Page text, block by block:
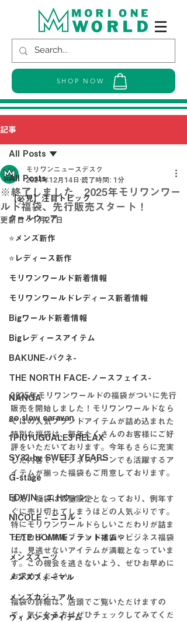
SHOP NOW
記事
All Posts
【必見】注目トピック
クールウェア
⭐メンズ新作
⭐レディース新作
モリワンワールド新着情報
モリワンワールドレディース新着情報
Bigワールド新着情報
Bigレディースアイテム
BAKUNE-バクネ-
THE NORTH FACE-ノースフェイス-
NANGA
go slow caravan
1PIU1UGUALE3 RELAX
SY32 by SWEET YEARS
G-stage
EDWIN - エドウィン -
NICOLE - ニコル -
TETE HOMME - テットオム -
メンズスーツ
メンズフォーマル
メンズカジュアル
ウィメンズアイテム
All Posts
※終了しました 2025年モリワンワー
ルド福袋、先行販売スタート！
モリワンニュースデスク
2024年12月14日 読了時間: 1分
更新日：1月27日
2025年モリワンワールドの福袋がついに先行
販売を開始しました！モリワンワールドなら
ではの人気ブランドアイテムが詰め込まれた
特別な福袋は、毎年たくさんのお客様にご好
評をいただいております。今年もさらに充実
した内容で、ビジネスシーンでも活躍するア
イテムが揃った福袋もご用意しております。
また、福袋は数量限定となっており、例年す
ぐに売り切れてしまうほどの人気ぶりです。
特にモリワンワールドらしいこだわりが詰ま
ったカジュアルブランド福袋やビジネス福袋
は、見逃せないアイテムが満載となっていま
す。この機会を逃さないよう、ぜひお早めに
お求めください。
福袋の詳細は、店頭でご覧いただけますの
で、気になる方はぜひチェックしてみてくだ